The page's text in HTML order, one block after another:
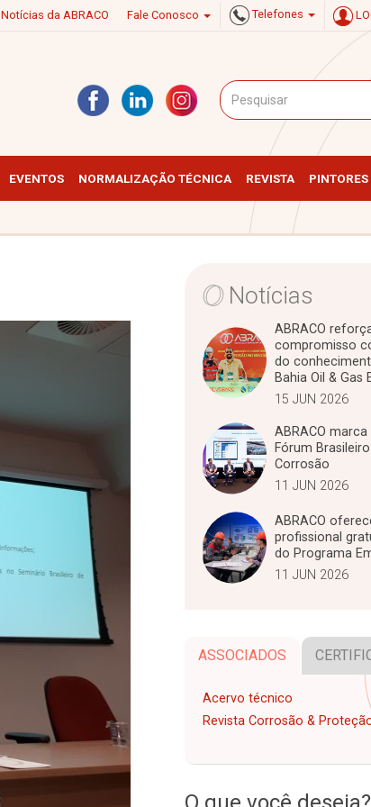
Notícias da ABRACO Fale Conosco Telefones
EVENTOS NORMALIZAÇÃO TÉCNICA REVISTA
Notícias
ABRACO
compromisso
do
Bahia Oil & Gas
15 JUN 2026
ABRACO
Fórum
Corrosão
11 JUN 2026
ABRACO
profissional
do Programa
11 JUN 2026
ASSOCIADOS
Acervo técnico
Revista Corrosão &